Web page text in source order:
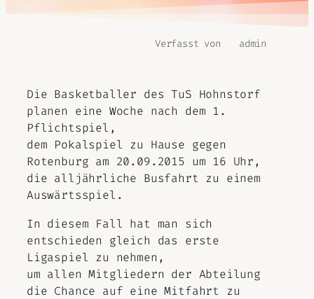
Verfasst von admin
Die Basketballer des TuS Hohnstorf
planen eine Woche nach dem 1.
Pflichtspiel,
dem Pokalspiel zu Hause gegen
Rotenburg am 20.09.2015 um 16 Uhr,
die alljährliche Busfahrt zu einem
Auswärtsspiel.
In diesem Fall hat man sich
entschieden gleich das erste
Ligaspiel zu nehmen,
um allen Mitgliedern der Abteilung
die Chance auf eine Mitfahrt zu